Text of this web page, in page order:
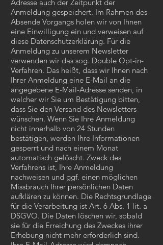
Adresse auch der Zeitpunkt der
Anmeldung gespeichert. Im Rahmen des
Absende Vorgangs holen wir von Ihnen
eine Einwilligung ein und verweisen auf
diese Datenschutzerklärung. Für die
Anmeldung zu unserem Newsletter
verwenden wir das sog. Double Opt-in-
Verfahren. Das heißt, dass wir Ihnen nach
Ihrer Anmeldung eine E-Mail an die
angegebene E-Mail-Adresse senden, in
welcher wir Sie um Bestätigung bitten,
dass Sie den Versand des Newsletters
wünschen. Wenn Sie Ihre Anmeldung
nicht innerhalb von 24 Stunden
bestätigen, werden Ihre Informationen
gesperrt und nach einem Monat
automatisch gelöscht. Zweck des
Verfahrens ist, Ihre Anmeldung
nachweisen und ggf. einen möglichen
Missbrauch Ihrer persönlichen Daten
aufklären zu können. Die Rechtsgrundlage
für die Verarbeitung ist Art. 6 Abs. 1 lit. a
DSGVO. Die Daten löschen wir, sobald
sie für die Erreichung des Zweckes ihrer
Erhebung nicht mehr erforderlich sind.